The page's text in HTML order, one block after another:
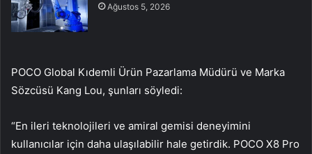
Ağustos 5, 2026
POCO Global Kıdemli Ürün Pazarlama Müdürü ve Marka
Sözcüsü Kang Lou, şunları söyledi:
“En ileri teknolojileri ve amiral gemisi deneyimini
kullanıcılar için daha ulaşılabilir hale getirdik. POCO X8 Pro